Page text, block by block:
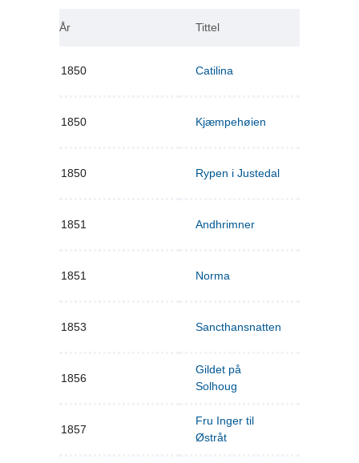
År Tittel
1850 Catilina
1850 Kjæmpehøien
1850 Rypen i Justedal
1851 Andhrimner
1851 Norma
1853 Sancthansnatten
1856
Gildet på
Solhoug
1857
Fru Inger til
Østråt